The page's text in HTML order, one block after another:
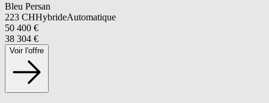
Bleu Persan
223 CHHybrideAutomatique
50 400 €
38 304 €
Voir l'offre